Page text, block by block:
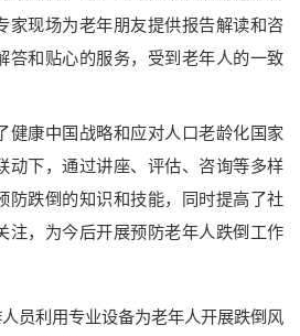
家现场为老年朋友提供报告解读和咨
答和贴心的服务，受到老年人的一致
康中国战略和应对人口老龄化国家
动下，通过讲座、评估、咨询等多样
防跌倒的知识和技能，同时提高了社
注，为今后开展预防老年人跌倒工作
员利用专业设备为老年人开展跌倒风